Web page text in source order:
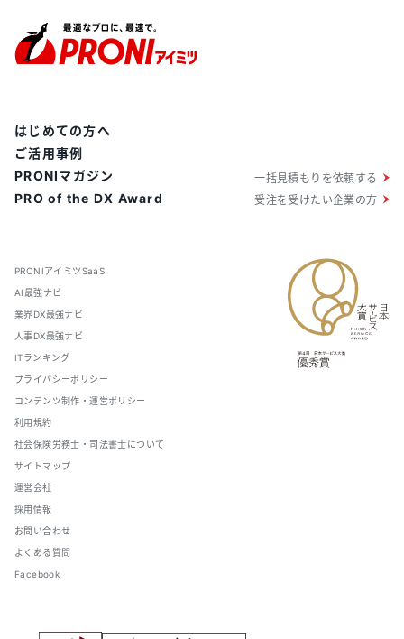
PRONIアイミツSaaS
AI最強ナビ
業界DX最強ナビ
人事DX最強ナビ
ITランキング
プライバシーポリシー
コンテンツ制作・運営ポリシー
利用規約
社会保険労務士・司法書士について
サイトマップ
運営会社
採用情報
お問い合わせ
よくある質問
Facebook
はじめての方へ
ご活用事例
PRONIマガジン
PRO of the DX Award
一括見積もりを依頼する
受注を受けたい企業の方